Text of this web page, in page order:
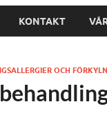
KONTAKT
OCH